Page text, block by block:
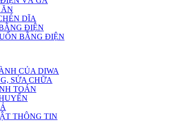
DĨA
ĐIỆN
BẰNG ĐIỆN
CỦA DIWA
SỬA CHỮA
TOÁN
THÔNG TIN